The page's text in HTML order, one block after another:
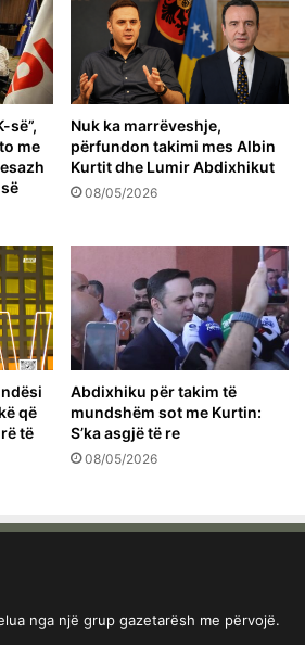
së”,
me
Nuk ka marrëveshje,
përfundon takimi mes Albin
Kurtit dhe Lumir Abdixhikut
08/05/2026
që
të
Abdixhiku për takim të
mundshëm sot me Kurtin:
S’ka asgjë të re
08/05/2026
nga një grup gazetarësh me përvojë.